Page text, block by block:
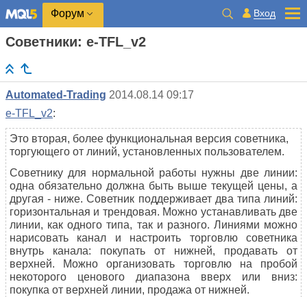
Форум Вход
Советники: e-TFL_v2
Automated-Trading 2014.08.14 09:17
e-TFL_v2:
Это вторая, более функциональная версия советника,
торгующего от линий, установленных пользователем.
Советнику для нормальной работы нужны две линии:
одна обязательно должна быть выше текущей цены, а
другая - ниже. Советник поддерживает два типа линий:
горизонтальная и трендовая. Можно устанавливать две
линии, как одного типа, так и разного. Линиями можно
нарисовать канал и настроить торговлю советника
внутрь канала: покупать от нижней, продавать от
верхней. Можно организовать торговлю на пробой
некоторого ценового диапазона вверх или вниз:
покупка от верхней линии, продажа от нижней.